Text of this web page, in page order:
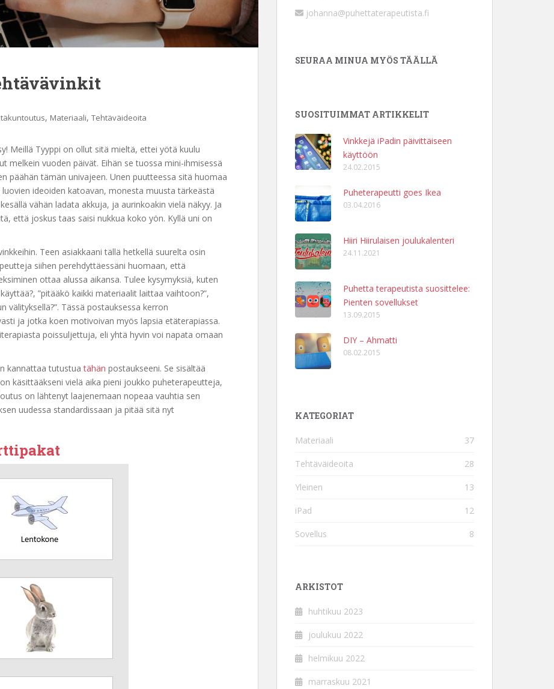
, Materiaali, Tehtäväideoita
Meillä Tyyppi on ollut sitä mieltä, ettei yötä kuulu
melkein vuoden päivät. Eihän se tuossa mini-ihmisessä
päähän tämän univajeen. Unen puutteessa sitä huomaa
ideoiden katoavan, monesta muusta tärkeästä
vähän ladata akkuja, ja aurinkoakin vielä näkyy. Ja
että joskus taas saisi nukkua koko yön. Kyllä uni on
Teen asiakkaani tällä hetkellä suurelta osin
siihen perehdyttäessäni huomaan, että
ottaa alussa aikansa. Tulee kysymyksiä, kuten
”pitääkö kaikki materiaalit laittaa vaihtoon?”,
välityksellä?”. Tässä postauksessa kerron
ja jotka koen motivoivan myös lapsia etäterapiassa.
poissuljettuja, eli yhtä hyvin voi napata omaan
kannattaa tutustuatähän postaukseeni. Se sisältää
käsittääkseni vielä aika pieni joukko puheterapeutteja,
on lähtenyt laajenemaan nopeaa vauhtia sen
uudessa standardissaan ja pitää sitä nyt
johanna@puhettaterapeutista.fi
SEURAA MINUA MYÖS TÄÄLLÄ
SUOSITUIMMAT ARTIKKELIT
Vinkkejä iPadin päivittäiseen
käyttöön
24.02.2015
Puheterapeutti goes Ikea
03.04.2016
Hiiri Hiirulaisen joulukalenteri
24.11.2021
Puhetta terapeutista suosittelee:
Pienten sovellukset
13.09.2015
DIY – Ahmatti
08.02.2015
KATEGORIAT
Materiaali 37
Tehtäväideoita 28
Yleinen 13
iPad 12
Sovellus 8
ARKISTOT
huhtikuu 2023
joulukuu 2022
helmikuu 2022
marraskuu 2021